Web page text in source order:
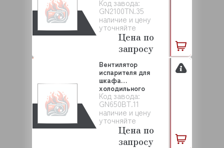
Код завода:
GN2100TN.35
наличие и цену
уточняйте
32GNR/GN210...
Цена по
запросу
Код завода:
GN650BT.11
наличие и цену
уточняйте
Вентилятор
испарителя для
шкафа
холодильного
EQ65CR/GN650TN
EQTA ...
Цена по
запросу